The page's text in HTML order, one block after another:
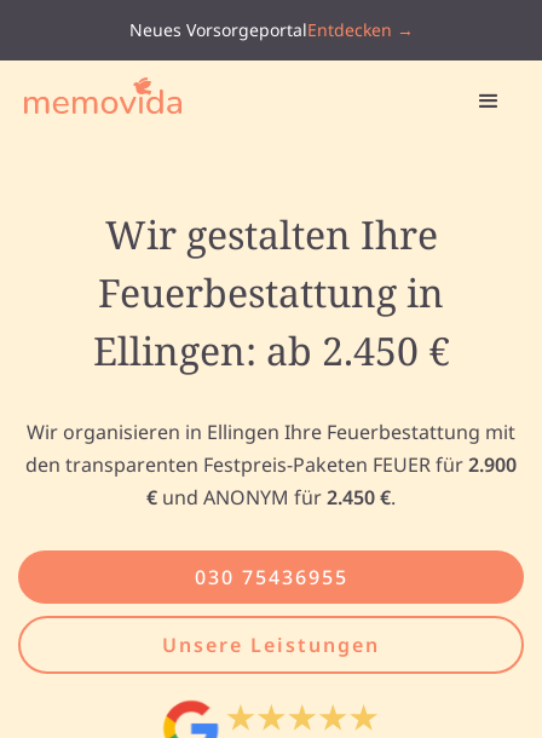
Neues VorsorgeportalEntdecken →
Wir gestalten Ihre
Feuerbestattung in
Ellingen: ab 2.450 €
Wir organisieren in Ellingen Ihre Feuerbestattung mit
den transparenten Festpreis-Paketen FEUER für2.900
€ und ANONYM für2.450 €.
030 75436955
Unsere Leistungen